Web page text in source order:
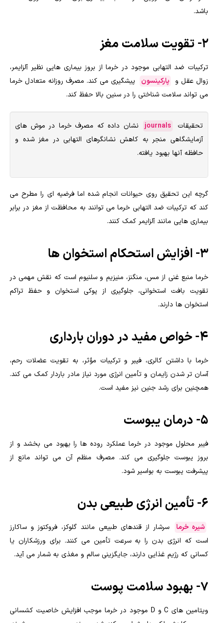
باشد.
2- تقویت سلامت مغز
ترکیبات ضد التهابی موجود در خرما از بروز بیماری هایی نظیر آلزایمر،
زوال عقل و
پارکینسون
پیشگیری می کند. مصرف روزانه متعادل خرما
می تواند سلامت شناختی را در سنین بالا حفظ کند.
تحقیقات journals
نشان داده که مصرف خرما در موش های
آزمایشگاهی منجر به کاهش نشانگرهای التهابی در مغز شده و
حافظه آنها بهبود یافته.
گرچه این تحقیق روی حیوانات انجام شده اما فرضیه ای را مطرح می
کند که ترکیبات ضد التهابی خرما می توانند به محافظت از مغز در برابر
بیماری هایی مانند آلزایمر کمک کنند.
3- افزایش استحکام استخوان ها
خرما منبع غنی از مس، منگنز، منیزیم و سلنیوم است که نقش مهمی در
تقویت بافت استخوانی، جلوگیری از پوکی استخوان و حفظ تراکم
استخوان ها دارند.
4- خواص مفید در دوران بارداری
خرما با داشتن کالری، فیبر و ترکیبات مؤثر، به تقویت عضلات رحم،
آسان تر شدن زایمان و تأمین انرژی مورد نیاز مادر باردار کمک می کند.
همچنین برای رشد جنین نیز مفید است.
5- درمان یبوست
فیبر محلول موجود در خرما عملکرد روده ها را بهبود می بخشد و از
بروز یبوست جلوگیری می کند. مصرف منظم آن می تواند مانع از
پیشرفت یبوست به بواسیر شود.
6- تأمین انرژی طبیعی بدن
شیره خرما
سرشار از قندهای طبیعی مانند گلوکز، فروکتوز و ساکارز
است که انرژی بدن را به سرعت تأمین می کنند. برای ورزشکاران یا
کسانی که رژیم غذایی دارند، جایگزینی سالم و مغذی به شمار می آید.
7- بهبود سلامت پوست
ویتامین های C و D موجود در خرما موجب افزایش خاصیت کشسانی